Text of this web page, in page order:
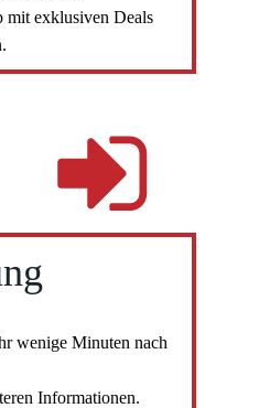
mit exklusiven Deals
wenige Minuten nach
Informationen.